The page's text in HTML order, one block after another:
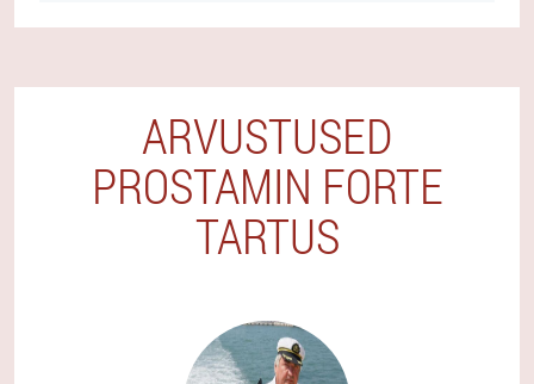
ARVUSTUSED
PROSTAMIN FORTE
TARTUS